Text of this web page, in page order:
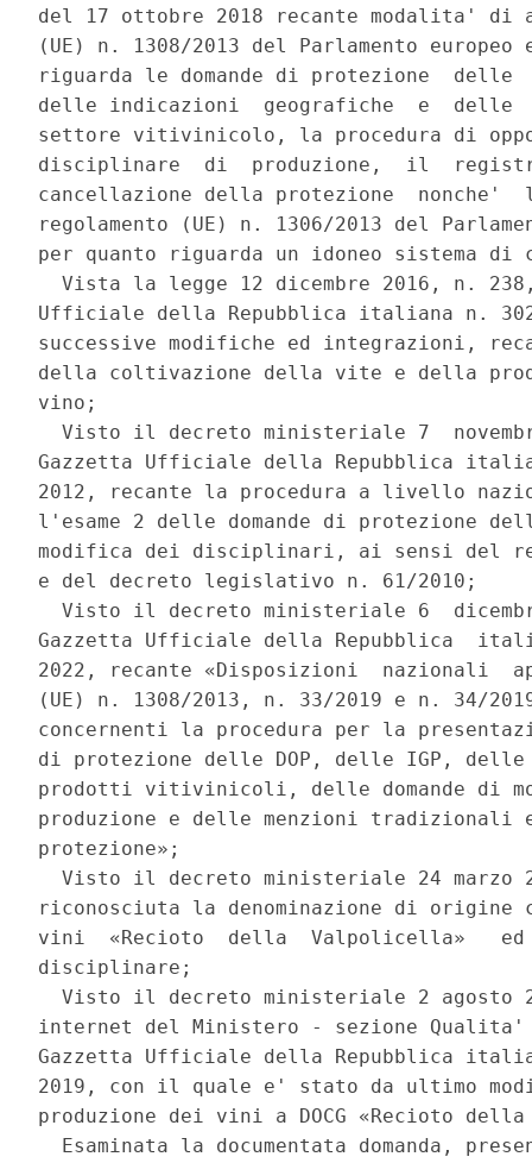
del 17 ottobre 2018 recante modalita' di
(UE) n. 1308/2013 del Parlamento
riguarda le domande di protezione
delle indicazioni  geografiche  e  delle
settore vitivinicolo, la procedura di
disciplinare  di  produzione,  il
cancellazione della protezione
regolamento (UE) n. 1306/2013 del
per quanto riguarda un idoneo sistema
Vista la legge 12 dicembre 2016, n.
Ufficiale della Repubblica italiana n.
successive modifiche ed integrazioni,
della coltivazione della vite e della
vino;
Visto il decreto ministeriale 7
Gazzetta Ufficiale della Repubblica
2012, recante la procedura a livello
l'esame 2 delle domande di protezione
modifica dei disciplinari, ai sensi del
e del decreto legislativo n. 61/2010;
Visto il decreto ministeriale 6
Gazzetta Ufficiale della Repubblica
2022, recante «Disposizioni  nazionali
(UE) n. 1308/2013, n. 33/2019 e n. 34/
concernenti la procedura per la
di protezione delle DOP, delle IGP,
prodotti vitivinicoli, delle domande di
produzione e delle menzioni tradizionali
protezione»;
Visto il decreto ministeriale 24 marzo
riconosciuta la denominazione di
vini  «Recioto  della  Valpolicella»
disciplinare;
Visto il decreto ministeriale 2 agosto
internet del Ministero - sezione
Gazzetta Ufficiale della Repubblica
2019, con il quale e' stato da ultimo
produzione dei vini a DOCG «Recioto
Esaminata la documentata domanda,